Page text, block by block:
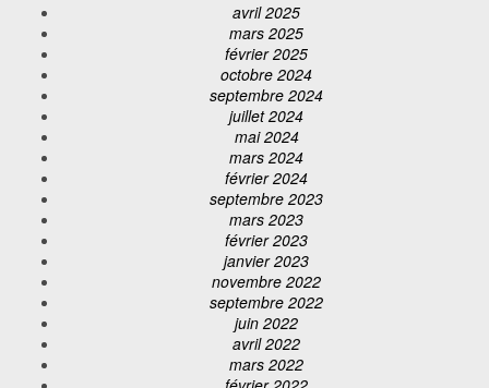
avril 2025
mars 2025
février 2025
octobre 2024
septembre 2024
juillet 2024
mai 2024
mars 2024
février 2024
septembre 2023
mars 2023
février 2023
janvier 2023
novembre 2022
septembre 2022
juin 2022
avril 2022
mars 2022